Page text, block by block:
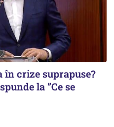
în crize suprapuse?
la ”Ce se